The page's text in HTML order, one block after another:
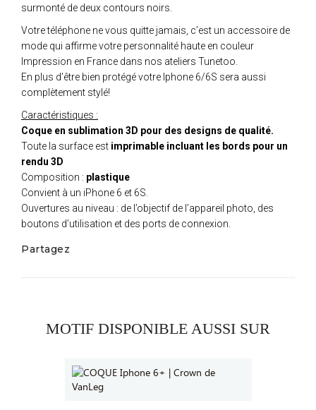
surmonté de deux contours noirs.
Votre téléphone ne vous quitte jamais, c’est un accessoire de
mode qui affirme votre personnalité haute en couleur
Impression en France dans nos ateliers Tunetoo.
En plus d’être bien protégé votre Iphone 6/6S sera aussi
complètement stylé!
Caractéristiques :
Coque en sublimation 3D pour des designs de qualité.
Toute la surface est imprimable incluant les bords pour un
rendu 3D
Composition : plastique
Convient à un iPhone 6 et 6S.
Ouvertures au niveau : de l’objectif de l’appareil photo, des
boutons d’utilisation et des ports de connexion.
Partagez
MOTIF DISPONIBLE AUSSI SUR